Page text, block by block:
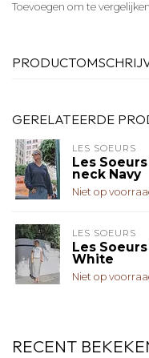
Toevoegen om te vergelijken
GERELATEERDE
LES SOEURS
Les
neck Navy
Niet op
LES SOEURS
Les
White
Niet op
RECENT